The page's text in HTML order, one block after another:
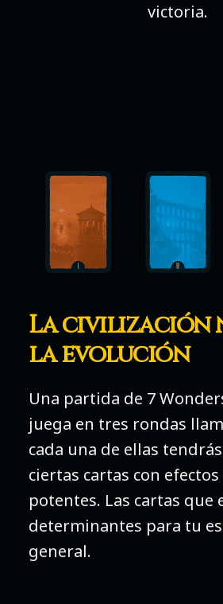
victoria.
La civilización
la evolución
Una partida de 7
juega en tres rondas
cada una de ellas
ciertas cartas con efectos
potentes. Las cartas que
determinantes para tu
general.